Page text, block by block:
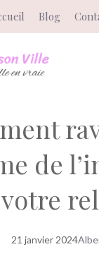
Blog
de
21 janvier 2024